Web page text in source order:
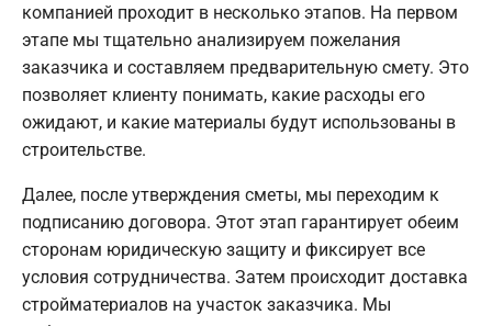
компанией проходит в несколько этапов. На первом
этапе мы тщательно анализируем пожелания
заказчика и составляем предварительную смету. Это
позволяет клиенту понимать, какие расходы его
ожидают, и какие материалы будут использованы в
строительстве.
Далее, после утверждения сметы, мы переходим к
подписанию договора. Этот этап гарантирует обеим
сторонам юридическую защиту и фиксирует все
условия сотрудничества. Затем происходит доставка
стройматериалов на участок заказчика. Мы